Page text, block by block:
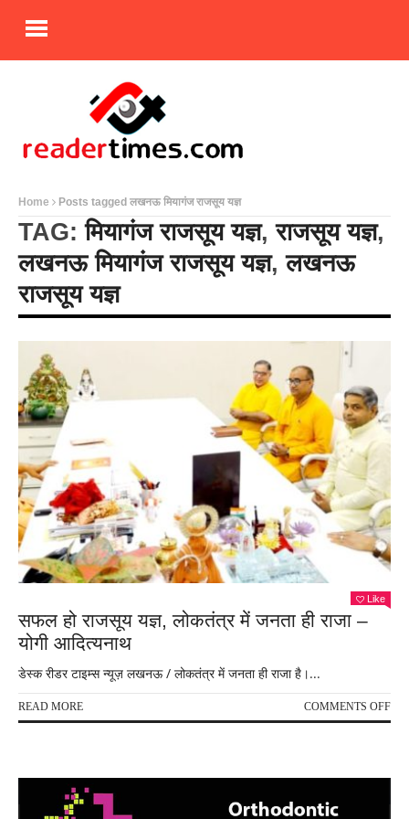
Home Posts tagged लखनऊ मियागंज राजसूय यज्ञ
TAG:मियागंज राजसूय यज्ञ,राजसूय यज्ञ,
लखनऊ मियागंज राजसूय यज्ञ,लखनऊ
राजसूय यज्ञ
Like
सफल हो राजसूय यज्ञ, लोकतंत्र में जनता ही राजा –
योगी आदित्यनाथ
डेस्क रीडर टाइम्स न्यूज़ लखनऊ / लोकतंत्र में जनता ही राजा है।...
READ MORE COMMENTS OFFON
यज्ञ,